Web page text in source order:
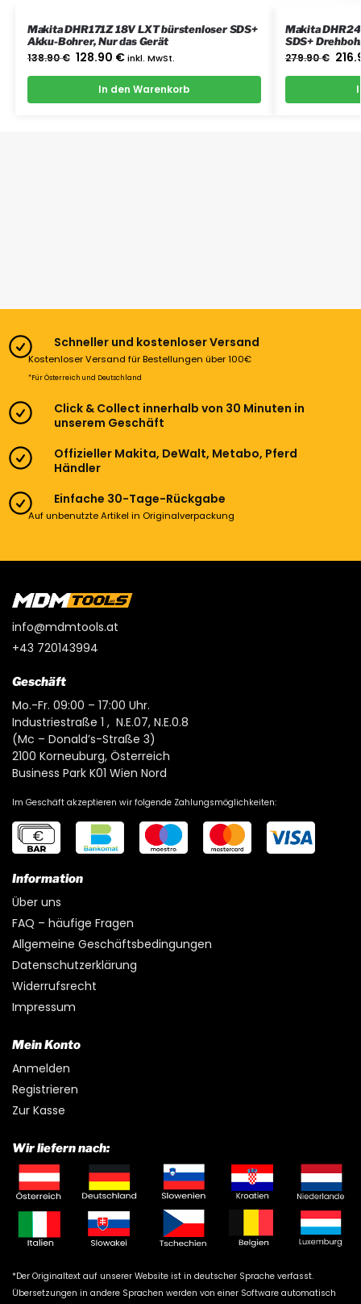
Makita DHR171Z 18V LXT bürstenloser SDS+
Akku-Bohrer, Nur das Gerät
138.90€ 128.90 € inkl. MwSt.
In den Warenkorb
Makita
SDS+
279.90€
Schneller und kostenloser Versand
Kostenloser Versand für Bestellungen über 100€
*Für Österreich und Deutschland
Click & Collect innerhalb von 30 Minuten in
unserem Geschäft
Offizieller Makita, DeWalt, Metabo, Pferd
Händler
Einfache 30-Tage-Rückgabe
Auf unbenutzte Artikel in Originalverpackung
info@mdmtools.at
+43 720143994
Geschäft
Mo.-Fr. 09:00 – 17:00 Uhr.
Industriestraße 1 , N.E.07, N.E.0.8
(Mc – Donald’s-Straße 3)
2100 Korneuburg, Österreich
Business Park K01 Wien Nord
Im Geschäft akzeptieren wir folgende Zahlungsmöglichkeiten:
Information
Über uns
FAQ – häufige Fragen
Allgemeine Geschäftsbedingungen
Datenschutzerklärung
Widerrufsrecht
Impressum
Mein Konto
Anmelden
Registrieren
Zur Kasse
Wir liefern nach:
*Der Originaltext auf unserer Website ist in deutscher Sprache verfasst.
Übersetzungen in andere Sprachen werden von einer Software automatisch